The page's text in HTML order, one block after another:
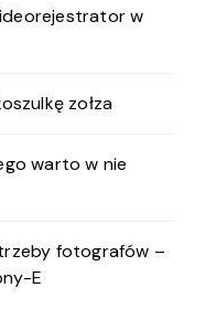
w
zołza
warto w nie
fotografów –
E